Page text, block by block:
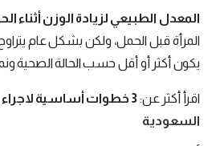
المعدل الطبيعي لزيادة الوزن أثناء
المرأة قبل الحمل، ولكن بشكل عام
يكون أكثر أو أقل حسب الحالة الصحية
اقرأ أكثر عن:3 خطوات أساسية لاجراء
السعودية